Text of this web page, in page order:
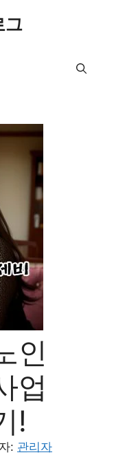
그
인
업
!
: 관리자